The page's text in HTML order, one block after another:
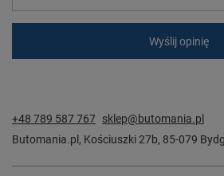
Wyślij opinię
+48 789 587 767 sklep@butomania.pl
Butomania.pl , Kościuszki 27b, 85-079